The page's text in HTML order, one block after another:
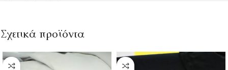
Σχετικά προϊόντα